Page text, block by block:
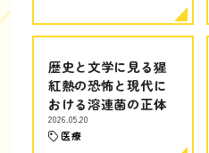
歴史と文学に見る猩
紅熱の恐怖と現代に
おける溶連菌の正体
2026.05.20
医療